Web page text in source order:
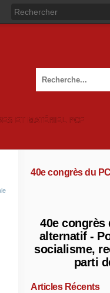
ET MATÉRIEL PCF
40e congrès du
40e congrès
alternatif -
socialisme,
parti
Articles Récents